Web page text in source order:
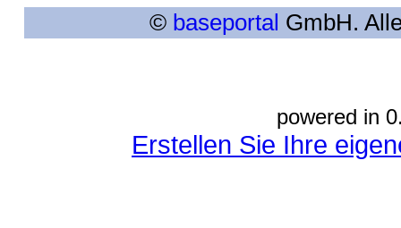
© baseportal GmbH.
powered in
Erstellen Sie Ihre